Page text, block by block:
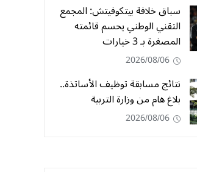
سباق خلافة بيتكوفيتش: المجمع
التقني الوطني يحسم قائمته
المصغرة بـ 3 خيارات
2026/08/06
نتائج مسابقة توظيف الأساتذة..
بلاغ هام من وزارة التربية
2026/08/06